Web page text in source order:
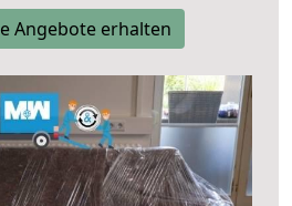
Angebote erhalten